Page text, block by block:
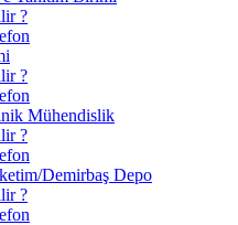
?
?
Mühendislik
?
Demirbaş Depo
?